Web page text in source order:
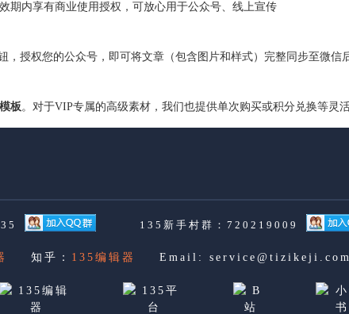
期内享有商业使用授权，可放心用于公众号、线上宣传
，授权您的公众号，即可将文章（包含图片和样式）完整同步至微信
板。对于VIP专属的高级素材，我们也提供单次购买或积分兑换等灵活
135新手村群：720219009
知乎： 135编辑器 Email: service@tizikeji.com